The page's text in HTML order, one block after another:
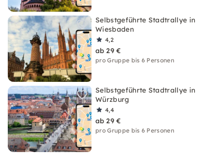
Selbstgeführte Stadtrallye in
Wiesbaden
4,2
ab 29 €
pro Gruppe bis 6 Personen
Selbstgeführte Stadtrallye in
Würzburg
4,4
ab 29 €
pro Gruppe bis 6 Personen